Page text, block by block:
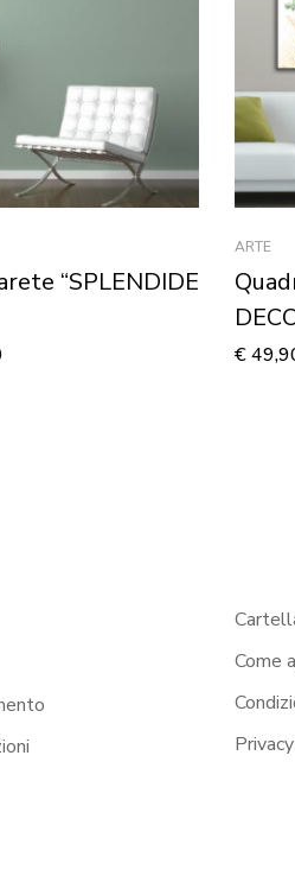
“SPLENDIDE
ARTE
tela
€
Come